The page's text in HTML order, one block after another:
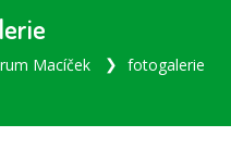
Macíček fotogalerie